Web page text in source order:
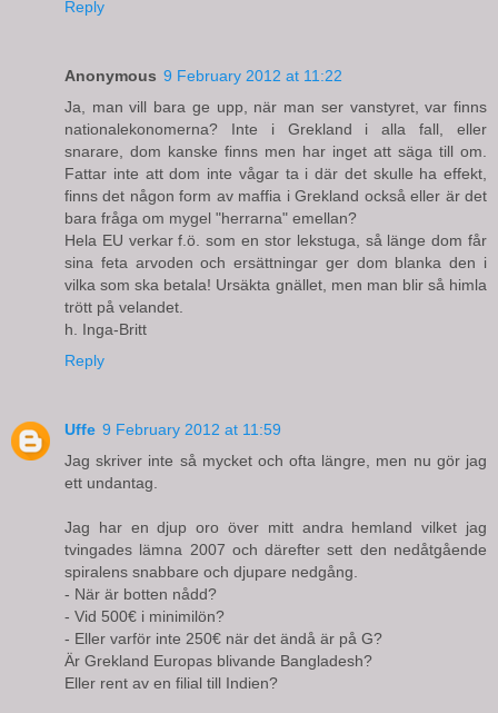
Reply
Anonymous 9 February 2012 at 11:22
Ja, man vill bara ge upp, när man ser vanstyret, var finns
nationalekonomerna? Inte i Grekland i alla fall, eller
snarare, dom kanske finns men har inget att säga till om.
Fattar inte att dom inte vågar ta i där det skulle ha effekt,
finns det någon form av maffia i Grekland också eller är det
bara fråga om mygel "herrarna" emellan?
Hela EU verkar f.ö. som en stor lekstuga, så länge dom får
sina feta arvoden och ersättningar ger dom blanka den i
vilka som ska betala! Ursäkta gnället, men man blir så himla
trött på velandet.
h. Inga-Britt
Reply
Uffe 9 February 2012 at 11:59
Jag skriver inte så mycket och ofta längre, men nu gör jag
ett undantag.
Jag har en djup oro över mitt andra hemland vilket jag
tvingades lämna 2007 och därefter sett den nedåtgående
spiralens snabbare och djupare nedgång.
- När är botten nådd?
- Vid 500€ i minimilön?
- Eller varför inte 250€ när det ändå är på G?
Är Grekland Europas blivande Bangladesh?
Eller rent av en filial till Indien?